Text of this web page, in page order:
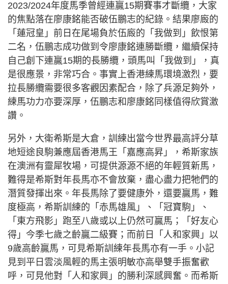
2023/2024年度馬季曾經連贏15期賽事才斷纜，大家
的焦點落在廖康銘能否破伍鵬志的紀錄。結果廖廄的
「蓮冠皇」前日在尾場負於伍廄的「我做到」飲恨第
二名，伍鵬志成功做到令廖康銘連勝斷纜，繼續保持
自己創下連贏15期的長勝纜，頭馬叫「我做到」，真
是很應景，非常巧合。事實上香港練馬環境激烈，要
拉長勝纜需要很多客觀因素配合，除了兵源足夠外，
練馬功力亦要深厚，伍鵬志和廖康銘同樣值得欣賞激
讚。
另外，大衛希斯是大倉，訓練出當今世界最高評分草
地短途良駒兼應屆香港馬王「嘉應高昇」，希斯家族
在澳洲有靈犀牧場，可提供源源不絕的年輕質新馬，
難得是希斯對年長馬亦不會放棄，盡心盡力把牠們的
潛質發揮出來。年長馬除了要健康外，還要贏馬，難
度極高，希斯訓練的「赤馬雄風」、「冠寶駒」、
「東方飛影」跑至八歲或以上仍然可贏馬；「好友心
得」今季七歲之齡贏二級賽；而前日「人和家興」以
9歲高齡贏馬，可見希斯訓練年長馬亦有一手。小記
見到平日雲淡風輕的馬主張明敏亦高舉雙手振奮歡
呼，可見他對「人和家興」的勝利深感興奮。而希斯